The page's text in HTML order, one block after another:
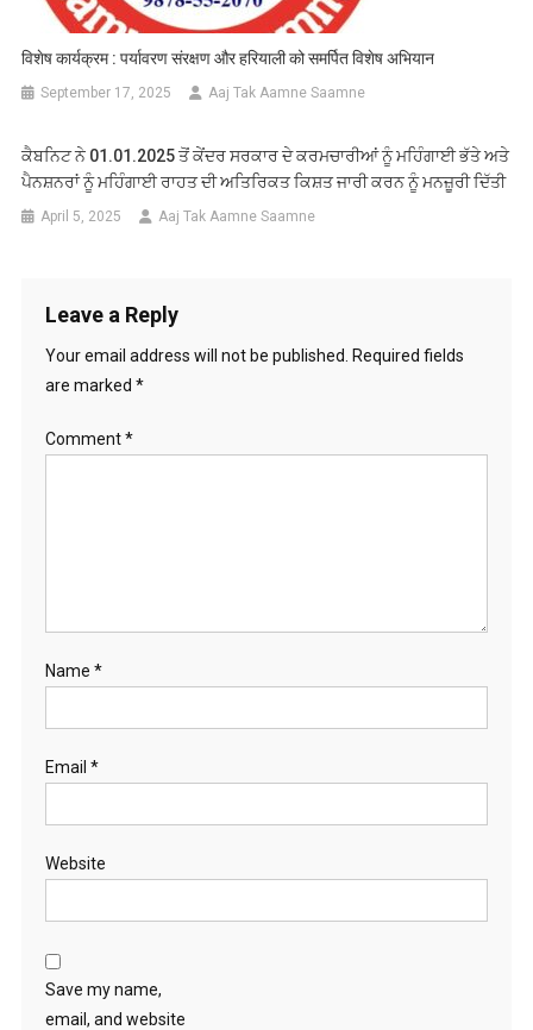
विशेष कार्यक्रम : पर्यावरण संरक्षण और हरियाली को समर्पित विशेष अभियान
September 17, 2025 Aaj Tak Aamne Saamne
ਕੈਬਨਿਟ ਨੇ 01.01.2025 ਤੋਂ ਕੇਂਦਰ ਸਰਕਾਰ ਦੇ ਕਰਮਚਾਰੀਆਂ ਨੂੰ ਮਹਿੰਗਾਈ ਭੱਤੇ ਅਤੇ
ਪੈਨਸ਼ਨਰਾਂ ਨੂੰ ਮਹਿੰਗਾਈ ਰਾਹਤ ਦੀ ਅਤਿਰਿਕਤ ਕਿਸ਼ਤ ਜਾਰੀ ਕਰਨ ਨੂੰ ਮਨਜ਼ੂਰੀ ਦਿੱਤੀ
April 5, 2025 Aaj Tak Aamne Saamne
Leave a Reply
Your email address will not be published.
Required fields
are marked *
Comment*
Name *
Email *
Website
Save my name,
email, and website